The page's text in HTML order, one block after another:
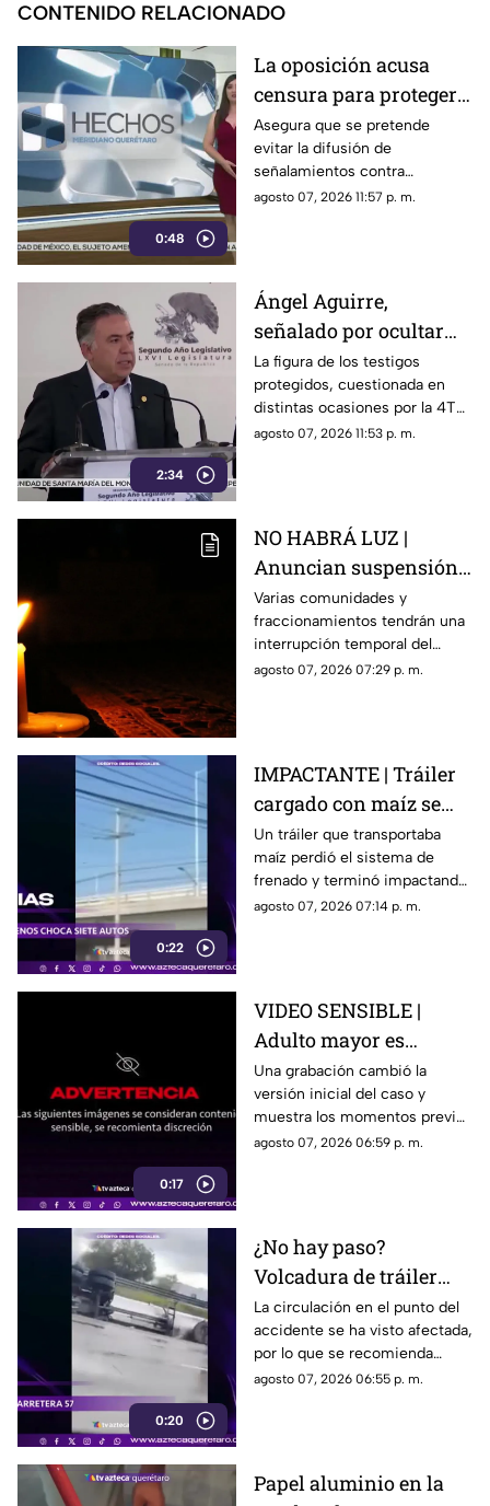
CONTENIDO RELACIONADO
0:48
La oposición acusa
censura para proteger a
presuntos
narcopolíticos
vinculados a la 4T
Asegura que se pretende
evitar la difusión de
señalamientos contra
presuntos narcopolíticos
agosto 07, 2026 11:57 p. m.
2:34
Ángel Aguirre,
señalado por ocultar
evidencia del caso
Ayotzinapa
La figura de los testigos
protegidos, cuestionada en
distintas ocasiones por la 4T
cuando es utilizada por
investigación contra el
exgobernador
agosto 07, 2026 11:53 p. m.
NO HABRÁ LUZ |
Anuncian suspensión
del suministro eléctrico
en Querétaro; estás
serán las zonas
afectadas
Varias comunidades y
fraccionamientos tendrán una
interrupción temporal del
servicio eléctrico durante
agosto 07, 2026 07:29 p. m.
0:22
IMPACTANTE | Tráiler
cargado con maíz se
queda sin frenos y
embiste a siete
vehículos
Un tráiler que transportaba
maíz perdió el sistema de
frenado y terminó impactando
a siete vehículos que
agosto 07, 2026 07:14 p. m.
0:17
VIDEO SENSIBLE |
Adulto mayor es
atropell4do por tráiler;
fue empujado antes de
m0rir
Una grabación cambió la
versión inicial del caso y
muestra los momentos previos
al atropellamiento ocurrido en
agosto 07, 2026 06:59 p. m.
0:20
¿No hay paso?
Volcadura de tráiler
colapsa este punto de la
carretera 57
La circulación en el punto del
accidente se ha visto afectada,
por lo que se recomienda
considerar tiempos de
agosto 07, 2026 06:55 p. m.
Papel aluminio en la